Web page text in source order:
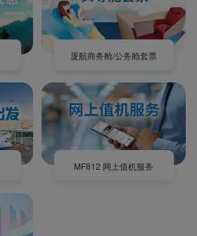
厦航商务舱/公务舱套票
MF812 网上值机服务